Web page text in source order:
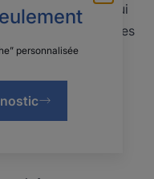
diverses, qui
à certaines
être tenu
suite à la
du Site par un
personnalisée